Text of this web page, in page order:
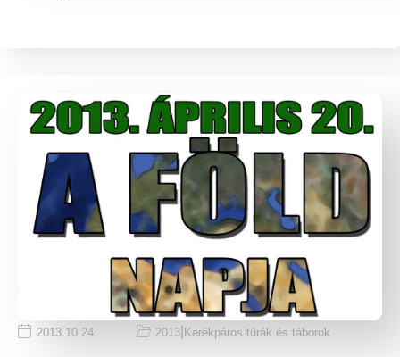
2013.10.24. 2013 Kerékpáros túrák és táborok